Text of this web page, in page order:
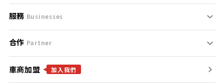
服務條款
免責聲明
隱私權政策
支援中心
聯絡我們
服務 Businesses
什麼是Goo鑑定？
找好車
合作 Partner
合作夥伴
車商加盟 加入我們